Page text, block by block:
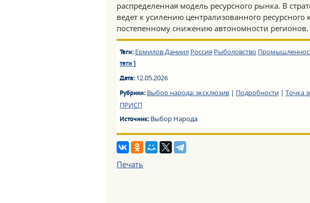
распределенная модель ресурсного рынка. В
ведет к усилению централизованного ресурсного
постепенному снижению автономности регионов.
Теги: Ермилов Даниил Россия Рыболовство
теги ]
Дата:12.05.2026
Рубрики:Выбор народа: эксклюзив| Подробности| Точка
ПРИСП
Источник:Выбор Народа
Печать